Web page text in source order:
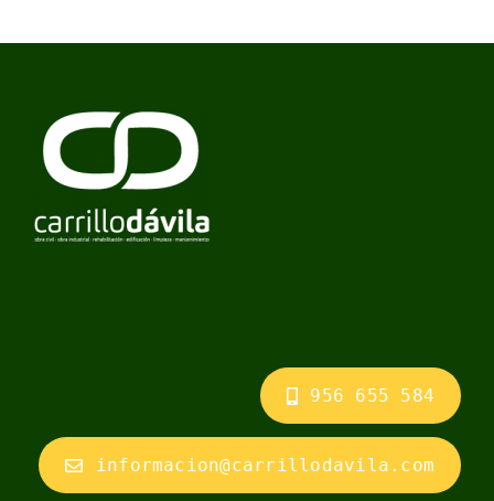
956 655 584
informacion@carrillodavila.com